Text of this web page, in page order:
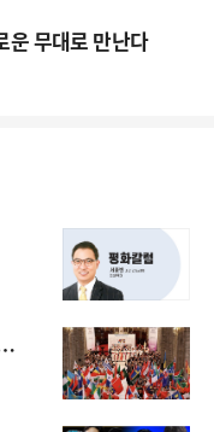
운 무대로 만난다